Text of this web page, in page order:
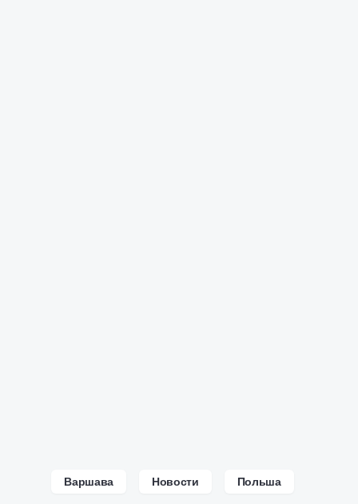
Варшава Новости Польша